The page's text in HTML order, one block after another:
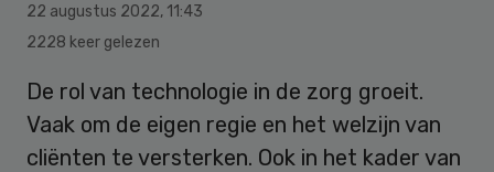
22 augustus 2022, 11:43
2228 keer gelezen
De rol van technologie in de zorg groeit.
Vaak om de eigen regie en het welzijn van
cliënten te versterken. Ook in het kader van